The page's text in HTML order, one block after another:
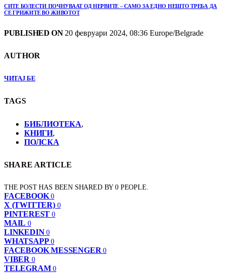
СИТЕ БОЛЕСТИ ПОЧНУВААТ ОД НЕРВИТЕ – САМО ЗА ЕДНО НЕШТО ТРЕБА ДА
СЕ ГРИЖИТЕ ВО ЖИВОТОТ
PUBLISHED ON20 февруари 2024, 08:36 Europe/Belgrade
AUTHOR
ЧИТАЈ БЕ
TAGS
БИБЛИОТЕКА,
КНИГИ,
ПОЛСКА
SHARE ARTICLE
THE POST HAS BEEN SHARED BY0 PEOPLE.
FACEBOOK 0
X (TWITTER) 0
PINTEREST 0
MAIL 0
LINKEDIN 0
WHATSAPP 0
FACEBOOK MESSENGER 0
VIBER 0
TELEGRAM 0